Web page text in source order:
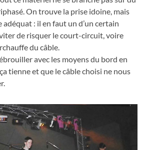
On trouve la prise idoine, mais
adéquat : il en faut un d’un certain
de risquer le court-circuit, voire
du câble.
avec les moyens du bord en
tienne et que le câble choisi ne nous